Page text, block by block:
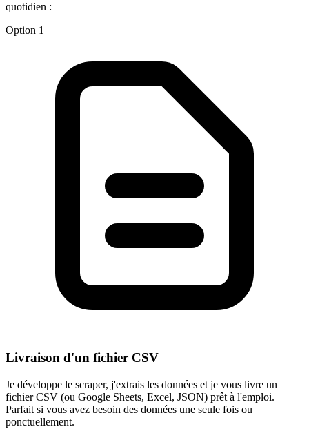
quotidien :
Option 1
Livraison d'un fichier CSV
Je développe le scraper, j'extrais les données et je vous livre un
fichier CSV (ou Google Sheets, Excel, JSON) prêt à l'emploi.
Parfait si vous avez besoin des données une seule fois ou
ponctuellement.